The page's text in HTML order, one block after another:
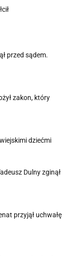
przed sądem.
zakon, który
dziećmi
Dulny zginął
przyjął uchwałę